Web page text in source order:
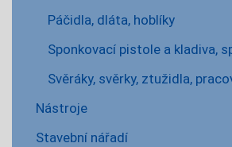
Páčidla, dláta, hoblíky
Sponkovací pistole a kladiva,
Svěráky, svěrky, ztužidla,
Nástroje
Stavební nářadí